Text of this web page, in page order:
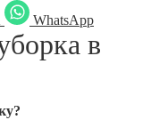
WhatsApp
в